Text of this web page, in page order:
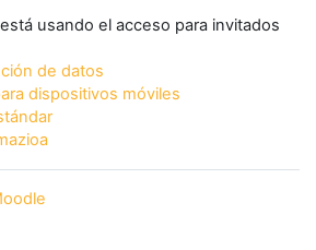
usando el acceso para invitados
de datos
dispositivos móviles